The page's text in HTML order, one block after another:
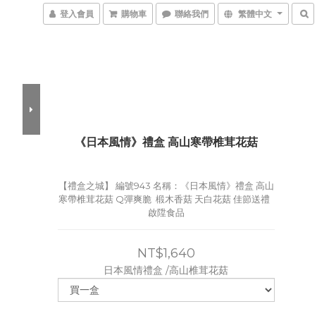
登入會員 購物車 聯絡我們 繁體中文
《日本風情》禮盒 高山寒帶椎茸花菇
【禮盒之城】 編號943 名稱：《日本風情》禮盒 高山
寒帶椎茸花菇 Q彈爽脆  椴木香菇 天白花菇 佳節送禮
啟陞食品
NT$1,640
日本風情禮盒 /高山椎茸花菇